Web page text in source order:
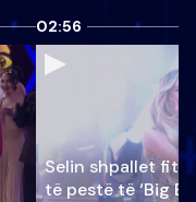
02:56
Selin shpallet
të pestë të ‘Big